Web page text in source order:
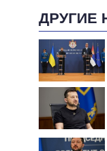
ДРУГИЕ